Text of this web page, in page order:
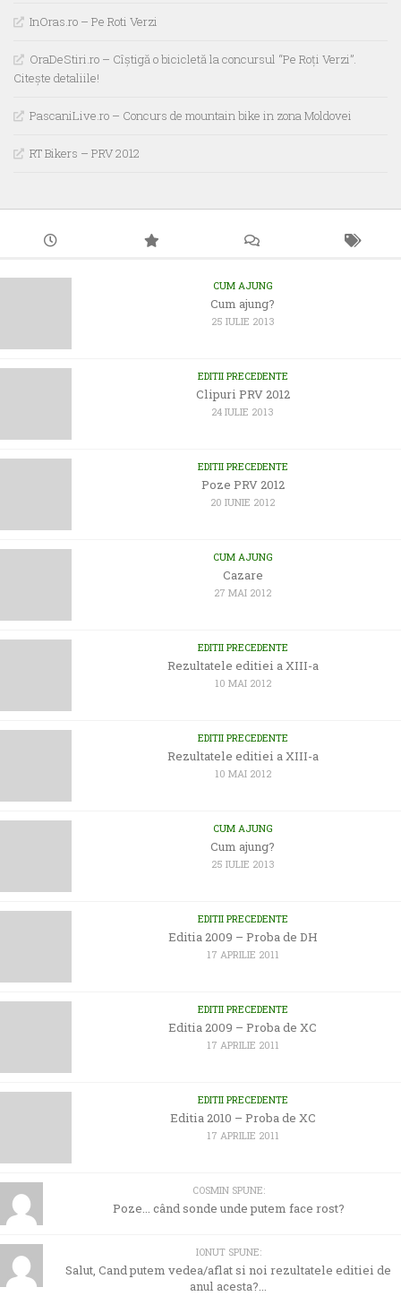
InOras.ro – Pe Roti Verzi
OraDeStiri.ro – Cîştigă o bicicletă la concursul “Pe Roţi Verzi”.
Citeşte detaliile!
PascaniLive.ro – Concurs de mountain bike in zona Moldovei
RT Bikers – PRV 2012
CUM AJUNG
Cum ajung?
25 IULIE 2013
EDITII PRECEDENTE
Clipuri PRV 2012
24 IULIE 2013
EDITII PRECEDENTE
Poze PRV 2012
20 IUNIE 2012
CUM AJUNG
Cazare
27 MAI 2012
EDITII PRECEDENTE
Rezultatele editiei a XIII-a
10 MAI 2012
EDITII PRECEDENTE
Rezultatele editiei a XIII-a
10 MAI 2012
CUM AJUNG
Cum ajung?
25 IULIE 2013
EDITII PRECEDENTE
Editia 2009 – Proba de DH
17 APRILIE 2011
EDITII PRECEDENTE
Editia 2009 – Proba de XC
17 APRILIE 2011
EDITII PRECEDENTE
Editia 2010 – Proba de XC
17 APRILIE 2011
COSMIN SPUNE:
Poze... când sonde unde putem face rost?
IONUT SPUNE:
Salut, Cand putem vedea/aflat si noi rezultatele editiei de
anul acesta?...